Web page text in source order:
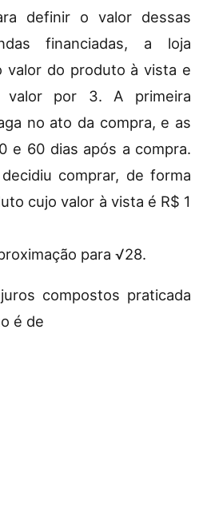
definir o valor dessas
financiadas, a loja
valor do produto à vista e
valor por 3. A primeira
no ato da compra, e as
e 60 dias após a compra.
comprar, de forma
cujo valor à vista é R$ 1
para √28.
compostos praticada
é de